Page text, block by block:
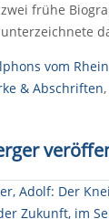
frühe
vom Rhein
& Abschriften,